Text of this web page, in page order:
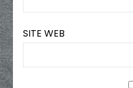
SITE WEB